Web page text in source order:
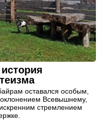
оставался особым,
Всевышнему,
стремлением